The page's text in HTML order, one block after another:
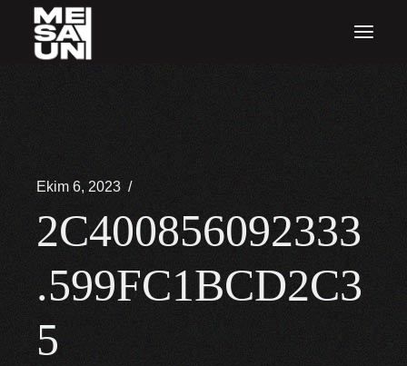
İçeriğe
Ekim 6, 2023
2C400856092333
.599FC1BCD2C3
5